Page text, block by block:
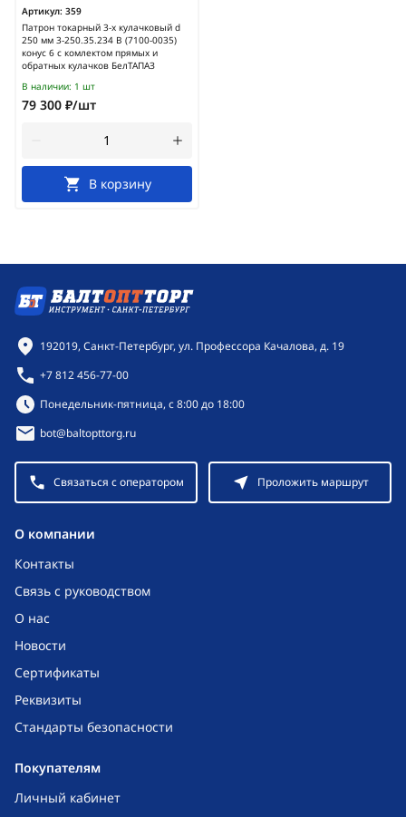
Артикул: 359
Патрон токарный 3-х кулачковый d
250 мм 3-250.35.234 В (7100-0035)
конус 6 с комлектом прямых и
обратных кулачков БелТАПАЗ
В наличии: 1 шт
79 300 ₽/шт
В корзину
O компании
Контакты
Связь с руководством
О нас
Новости
Сертификаты
Реквизиты
Стандарты безопасности
Покупателям
Личный кабинет
Контактная информация
192019, Санкт-Петербург, ул. Профессора Качалова, д. 19
+7 812 456-77-00
Режим работы:
Понедельник-пятница, с 8:00 до 18:00
bot@baltopttorg.ru
Связаться с оператором Проложить маршрут